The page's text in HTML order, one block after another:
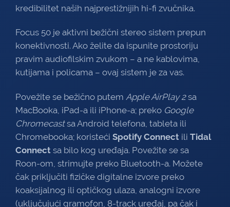
kredibilitet naših najprestižnijih hi-fi zvučnika.
Focus 50 je aktivni bežični stereo sistem prepun
konektivnosti. Ako želite da ispunite prostoriju
pravim audiofilskim zvukom – a ne kablovima,
kutijama i policama – ovaj sistem je za vas.
Povežite se bežično putem Apple AirPlay 2sa
MacBooka, iPad-a ili iPhone-a; preko Google
Chromecastsa Android telefona, tableta ili
Chromebooka; koristeći Spotify Connect ili Tidal
Connect sa bilo kog uređaja. Povežite se sa
Roon-om, strimujte preko Bluetooth-a. Možete
čak priključiti fizičke digitalne izvore preko
koaksijalnog ili optičkog ulaza, analogni izvore
(uključujući gramofon, 8-track uređaj, pa čak i